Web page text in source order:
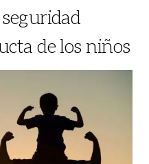
de los niños